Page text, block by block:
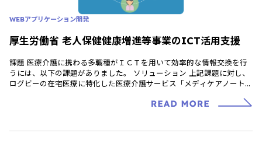
WEBアプリケーション開発
厚生労働省 老人保健健康増進等事業のICT活用支援
課題 医療介護に携わる多職種がＩＣＴを用いて効率的な情報交換を行
うには、以下の課題がありました。 ソリューション 上記課題に対し、
ログビーの在宅医療に特化した医療介護サービス「メディケアノート」